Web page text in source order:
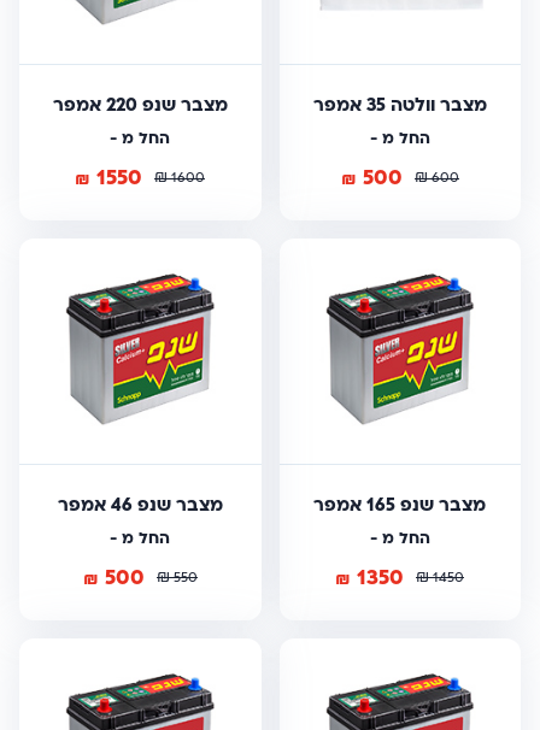
מצבר וולטה 35 אמפר
החל מ -
600
₪
500
₪
מצבר שנפ 220 אמפר
החל מ -
1600
₪
1550
₪
מצבר שנפ 165 אמפר
החל מ -
1450
₪
1350
₪
מצבר שנפ 46 אמפר
החל מ -
550
₪
500
₪